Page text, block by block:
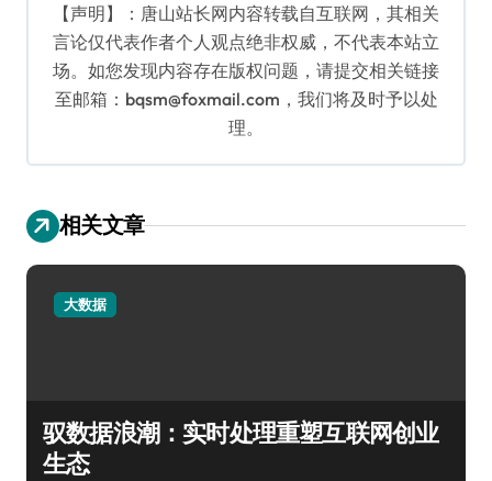
【声明】：唐山站长网内容转载自互联网，其相关
言论仅代表作者个人观点绝非权威，不代表本站立
场。如您发现内容存在版权问题，请提交相关链接
至邮箱：bqsm@foxmail.com，我们将及时予以处
理。
相关文章
大数据
驭数据浪潮：实时处理重塑互联网创业
生态